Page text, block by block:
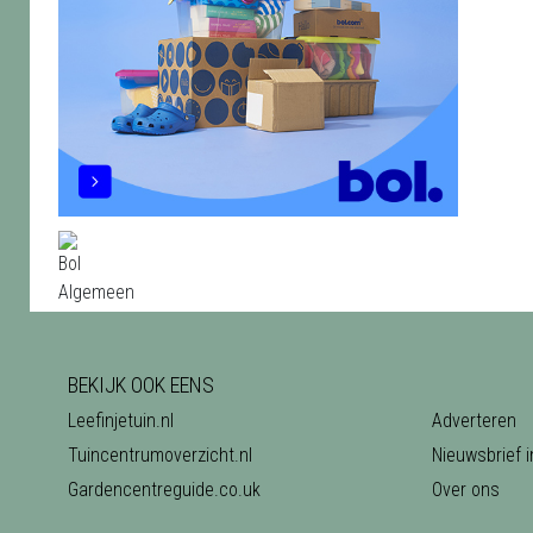
BEKIJK OOK EENS
Leefinjetuin.nl
Tuincentrumoverzicht.nl
Gardencentreguide.co.uk
Adverteren
Nieuwsbrief
Over ons